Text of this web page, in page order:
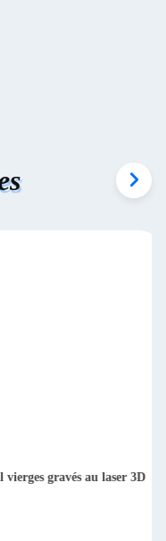
gravés au laser 3D